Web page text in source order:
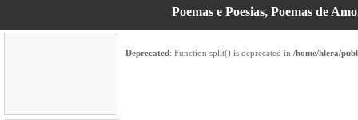
Poemas e Poesias, Poemas de
Deprecated: Function split() is deprecated in /home/hlera/